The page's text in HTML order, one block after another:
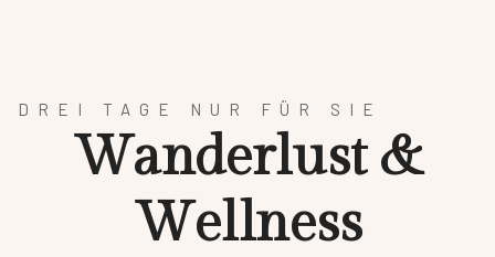
DREI TAGE NUR FÜR SIE
Wanderlust &
Wellness